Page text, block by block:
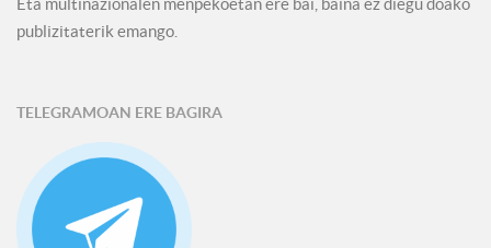
Eta multinazionalen menpekoetan ere bai, baina ez diegu doako
publizitaterik emango.
TELEGRAMOAN ERE BAGIRA